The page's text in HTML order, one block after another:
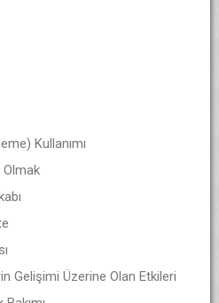
Kullanımı
Olmak
Gelişimi Üzerine Olan Etkileri